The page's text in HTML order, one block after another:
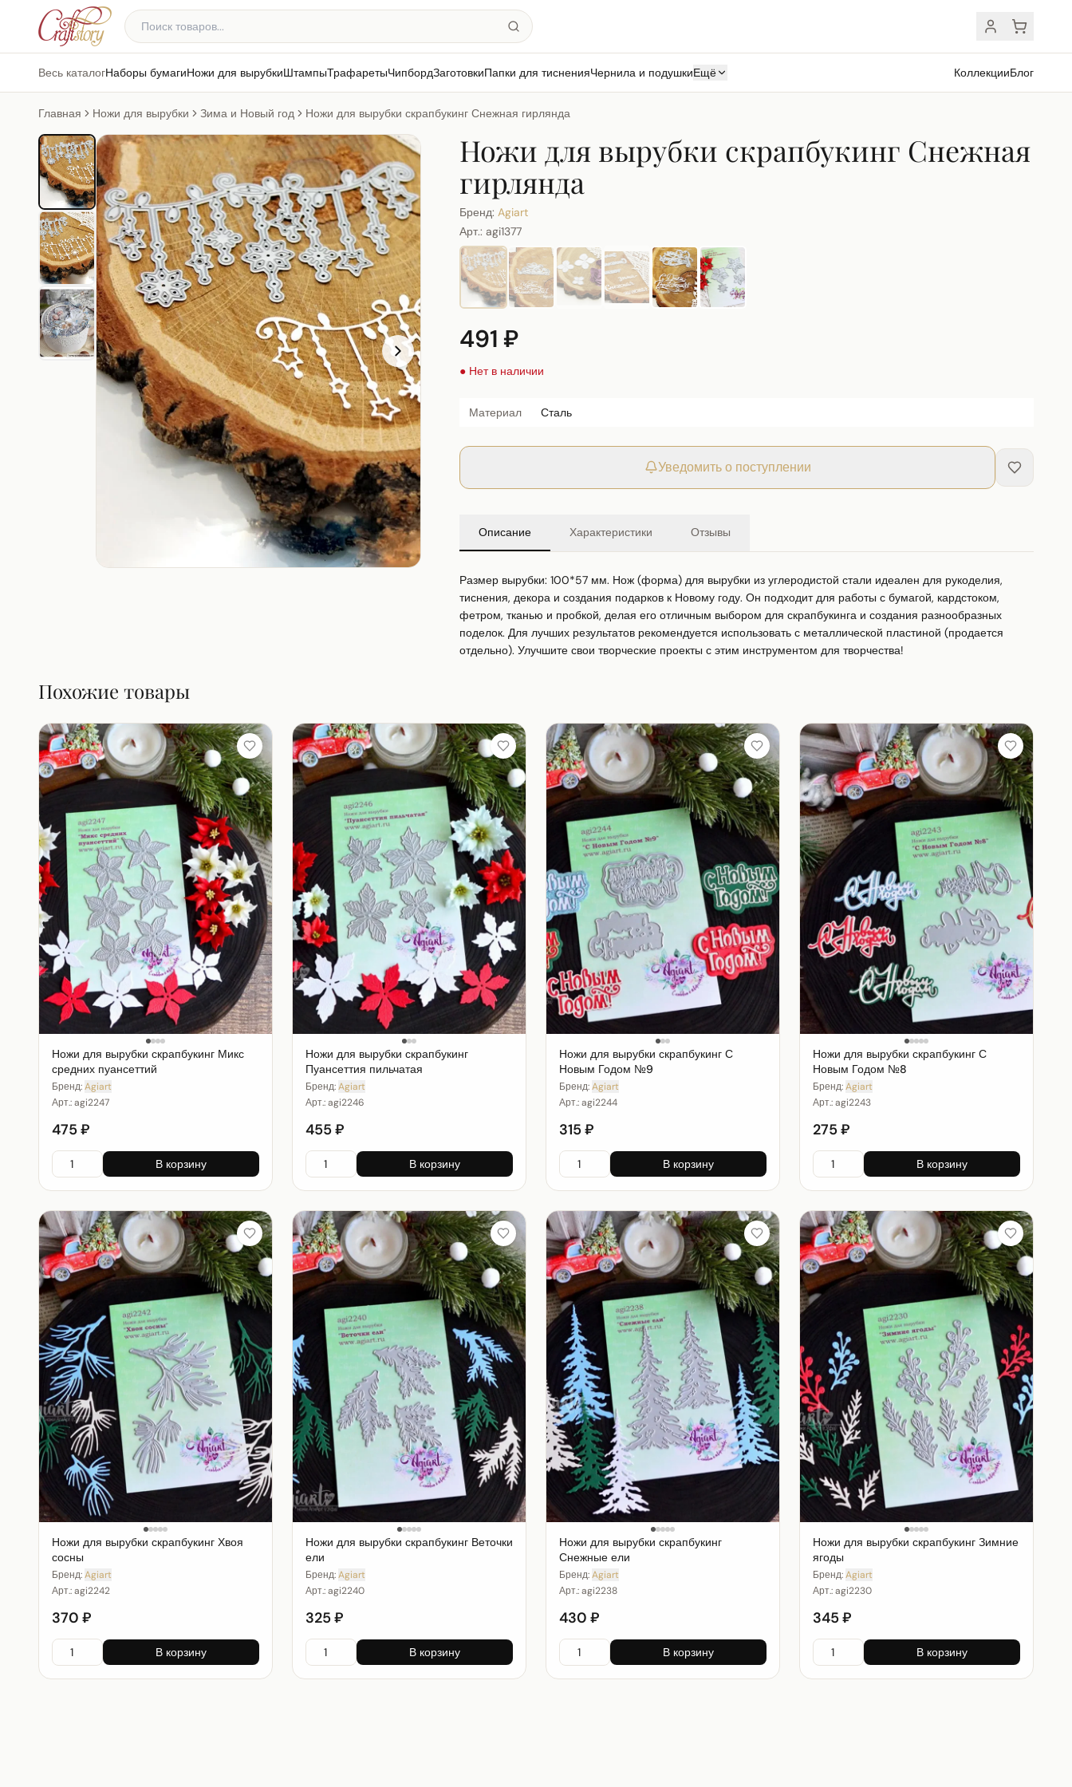
Весь каталогНаборы бумагиНожи для вырубкиШтампыТрафаретыЧипбордЗаготовкиПапки для тисненияЧернила и подушкиЕщё КоллекцииБлог
Главная Ножи для вырубки Зима и Новый год Ножи для вырубки скрапбукинг Снежная гирлянда
Ножи для вырубки скрапбукинг Снежная
гирлянда
Бренд: Agiart
Арт.: agi1377
491 ₽
● Нет в наличии
Материал Сталь
Уведомить о поступлении
Описание Характеристики Отзывы
Размер вырубки: 100*57 мм. Нож (форма) для вырубки из углеродистой стали идеален для рукоделия,
тиснения, декора и создания подарков к Новому году. Он подходит для работы с бумагой, кардстоком,
фетром, тканью и пробкой, делая его отличным выбором для скрапбукинга и создания разнообразных
поделок. Для лучших результатов рекомендуется использовать с металлической пластиной (продается
отдельно). Улучшите свои творческие проекты с этим инструментом для творчества!
Похожие товары
Ножи для вырубки скрапбукинг Микс
средних пуансеттий
Бренд:Agiart
Арт.:agi2247
475 ₽
В корзину
Ножи для вырубки скрапбукинг
Пуансеттия пильчатая
Бренд:Agiart
Арт.:agi2246
455 ₽
В корзину
Ножи для вырубки скрапбукинг С
Новым Годом №9
Бренд:Agiart
Арт.:agi2244
315 ₽
В корзину
Ножи для вырубки скрапбукинг С
Новым Годом №8
Бренд:Agiart
Арт.:agi2243
275 ₽
В корзину
Ножи для вырубки скрапбукинг Хвоя
сосны
Бренд:Agiart
Арт.:agi2242
370 ₽
В корзину
Ножи для вырубки скрапбукинг Веточки
ели
Бренд:Agiart
Арт.:agi2240
325 ₽
В корзину
Ножи для вырубки скрапбукинг
Снежные ели
Бренд:Agiart
Арт.:agi2238
430 ₽
В корзину
Ножи для вырубки скрапбукинг Зимние
ягоды
Бренд:Agiart
Арт.:agi2230
345 ₽
В корзину